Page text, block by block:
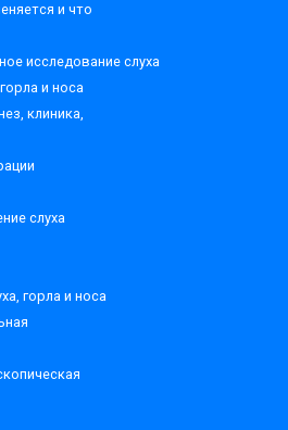
и что
исследование слуха
и носа
клиника,
слуха
горла и носа